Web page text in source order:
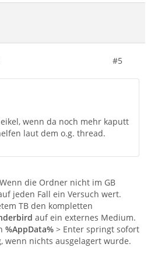
#5
wenn da noch mehr kaputt
laut dem o.g. thread.
die Ordner nicht im GB
jeden Fall ein Versuch wert.
TB den kompletten
auf ein externes Medium.
%AppData%> Enter springt sofort
wenn nichts ausgelagert wurde.